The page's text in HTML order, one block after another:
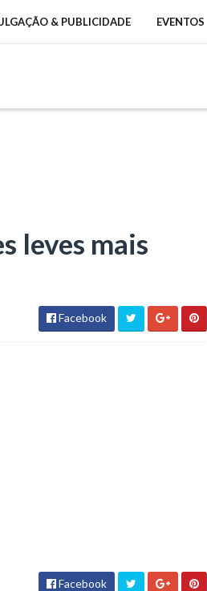
& PUBLICIDADE EVENTOS
leves mais
Facebook
Facebook